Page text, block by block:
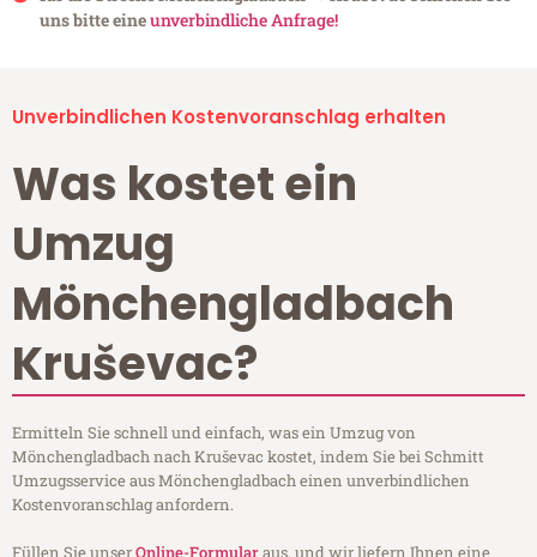
uns bitte eineunverbindliche Anfrage!
Unverbindlichen Kostenvoranschlag erhalten
Was kostet ein
Umzug
Mönchengladbach
Kruševac?
Ermitteln Sie schnell und einfach, was ein Umzug von
Mönchengladbach nach Kruševac kostet, indem Sie bei Schmitt
Umzugsservice aus Mönchengladbach einen unverbindlichen
Kostenvoranschlag anfordern.
Füllen Sie unserOnline-Formularaus, und wir liefern Ihnen eine